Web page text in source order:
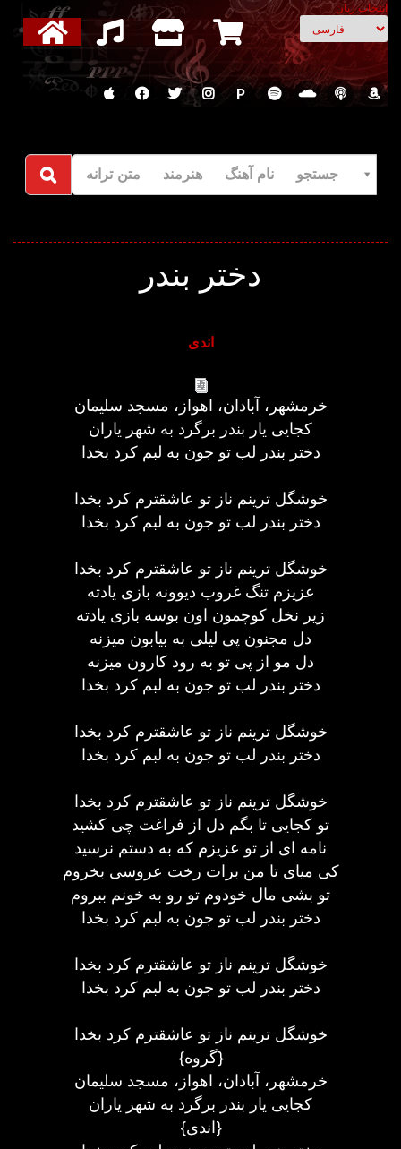
انتخاب زبان
P
جستجو نام آهنگ هنرمند متن ترانه
دختر بندر
اندی
خرمشهر، آبادان، اهواز، مسجد سلیمان
کجایی یار بندر برگرد به شهر یاران
دختر بندر لب تو جون به لبم کرد بخدا
خوشگل ترینم ناز تو عاشقترم کرد بخدا
دختر بندر لب تو جون به لبم کرد بخدا
خوشگل ترینم ناز تو عاشقترم کرد بخدا
عزیزم تنگ غروب دیوونه بازی یادته
زیر نخل کوچمون اون بوسه بازی یادته
دل مجنون پی لیلی به بیابون میزنه
دل مو از پی تو به رود کارون میزنه
دختر بندر لب تو جون به لبم کرد بخدا
خوشگل ترینم ناز تو عاشقترم کرد بخدا
دختر بندر لب تو جون به لبم کرد بخدا
خوشگل ترینم ناز تو عاشقترم کرد بخدا
تو کجایی تا بگم دل از فراغت چی کشید
نامه ای از تو عزیزم که به دستم نرسید
کی میای تا من برات رخت عروسی بخروم
تو بشی مال خودوم تو رو به خونم ببروم
دختر بندر لب تو جون به لبم کرد بخدا
خوشگل ترینم ناز تو عاشقترم کرد بخدا
دختر بندر لب تو جون به لبم کرد بخدا
خوشگل ترینم ناز تو عاشقترم کرد بخدا
{گروه}
خرمشهر، آبادان، اهواز، مسجد سلیمان
کجایی یار بندر برگرد به شهر یاران
{اندی}